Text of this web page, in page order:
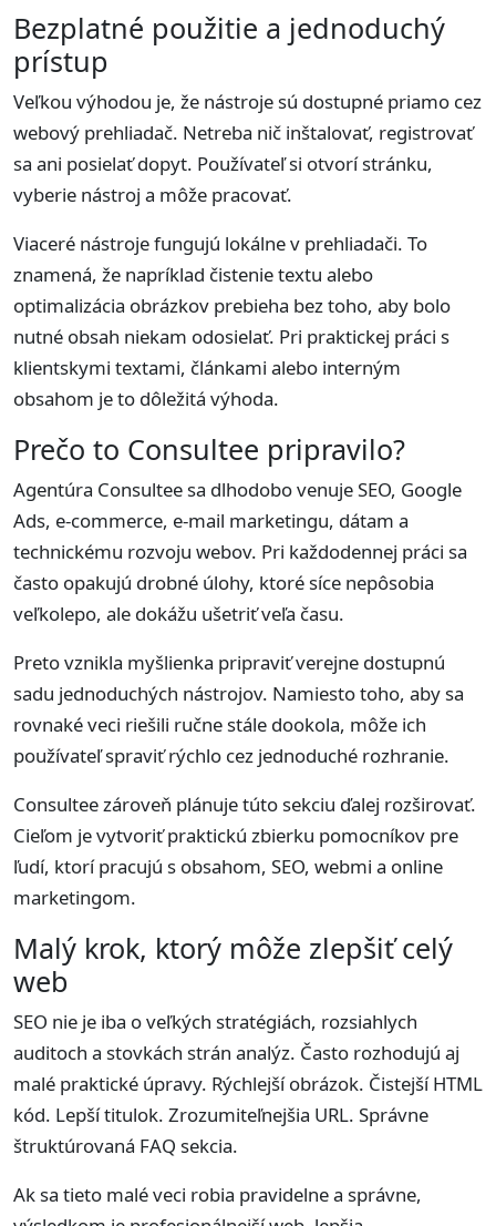
Bezplatné použitie a jednoduchý
prístup
Veľkou výhodou je, že nástroje sú dostupné priamo cez
webový prehliadač. Netreba nič inštalovať, registrovať
sa ani posielať dopyt. Používateľ si otvorí stránku,
vyberie nástroj a môže pracovať.
Viaceré nástroje fungujú lokálne v prehliadači. To
znamená, že napríklad čistenie textu alebo
optimalizácia obrázkov prebieha bez toho, aby bolo
nutné obsah niekam odosielať. Pri praktickej práci s
klientskymi textami, článkami alebo interným
obsahom je to dôležitá výhoda.
Prečo to Consultee pripravilo?
Agentúra Consultee sa dlhodobo venuje SEO, Google
Ads, e-commerce, e-mail marketingu, dátam a
technickému rozvoju webov. Pri každodennej práci sa
často opakujú drobné úlohy, ktoré síce nepôsobia
veľkolepo, ale dokážu ušetriť veľa času.
Preto vznikla myšlienka pripraviť verejne dostupnú
sadu jednoduchých nástrojov. Namiesto toho, aby sa
rovnaké veci riešili ručne stále dookola, môže ich
používateľ spraviť rýchlo cez jednoduché rozhranie.
Consultee zároveň plánuje túto sekciu ďalej rozširovať.
Cieľom je vytvoriť praktickú zbierku pomocníkov pre
ľudí, ktorí pracujú s obsahom, SEO, webmi a online
marketingom.
Malý krok, ktorý môže zlepšiť celý
web
SEO nie je iba o veľkých stratégiách, rozsiahlych
auditoch a stovkách strán analýz. Často rozhodujú aj
malé praktické úpravy. Rýchlejší obrázok. Čistejší HTML
kód. Lepší titulok. Zrozumiteľnejšia URL. Správne
štruktúrovaná FAQ sekcia.
Ak sa tieto malé veci robia pravidelne a správne,